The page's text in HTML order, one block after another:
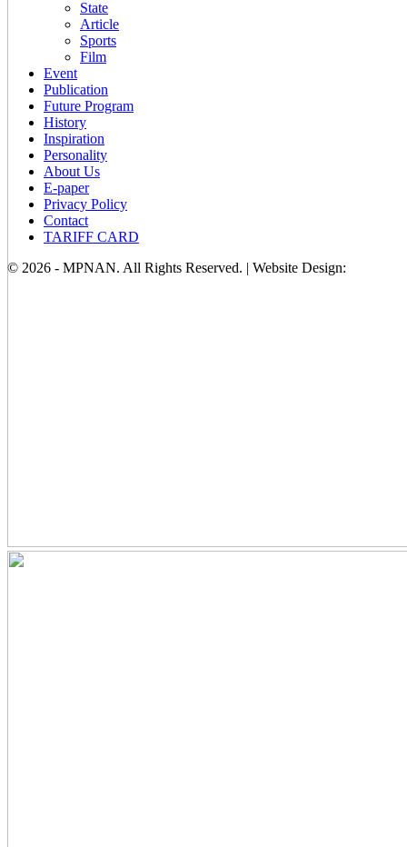
State
Article
Sports
Film
Event
Publication
Future Program
History
Inspiration
Personality
About Us
E-paper
Privacy Policy
Contact
TARIFF CARD
© 2026 - MPNAN. All Rights Reserved. | Website Design: